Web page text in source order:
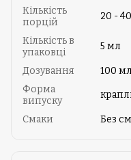
Кількість
порцій
20 -
Кількість в
упаковці
5 мл
Дозування
100
Форма
випуску
Смаки Без